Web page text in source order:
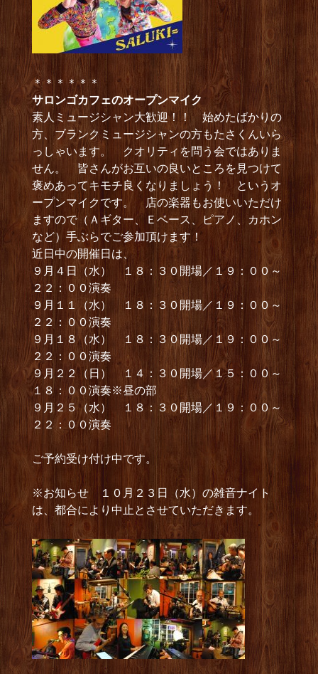
＊＊＊＊＊＊
サロンゴカフェのオープンマイク
素人ミュージシャン大歓迎！！ 始めたばかりの
方、ブランクミュージシャンの方もたさくんいら
っしゃいます。 クオリティを問う会ではありま
せん。 皆さんがお互いの良いところを見つけて
褒めあってキモチ良くなりましょう！ というオ
ープンマイクです。 店の楽器もお使いいただけ
ますので（Ａギター、Ｅベース、ピアノ、カホン
など）手ぶらでご参加頂けます！
近日中の開催日は、
９月４日（水） １８：３０開場／１９：００～
２２：００演奏
９月１１（水） １８：３０開場／１９：００～
２２：００演奏
９月１８（水） １８：３０開場／１９：００～
２２：００演奏
９月２２（日） １４：３０開場／１５：００～
１８：００演奏※昼の部
９月２５（水） １８：３０開場／１９：００～
２２：００演奏
ご予約受け付け中です。
※お知らせ １０月２３日（水）の雑音ナイト
は、都合により中止とさせていただきます。